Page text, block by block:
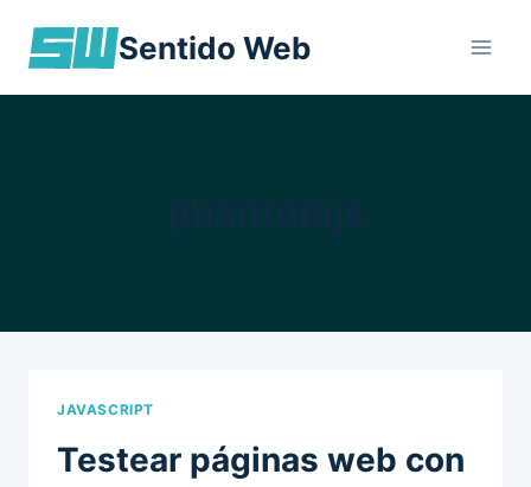
Sentido Web
JAVASCRIPT
Testear páginas web con